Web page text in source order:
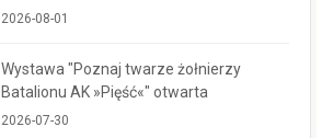
2026-08-01
Wystawa "Poznaj twarze żołnierzy
Batalionu AK »Pięść«" otwarta
2026-07-30